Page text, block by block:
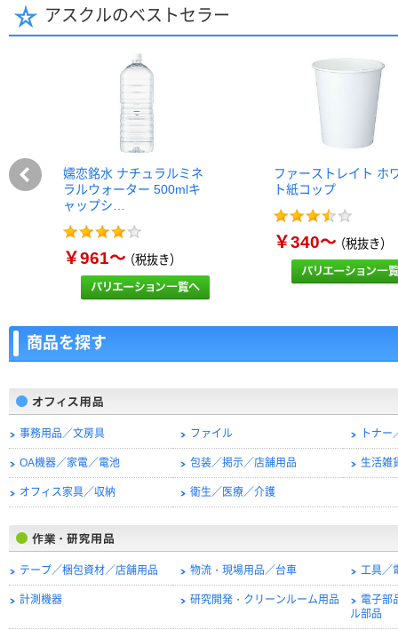
アスクルのベストセラー
嬬恋銘水 ナチュラルミネ
ラルウォーター 500mlキ
ャップシ…
￥961～（税抜き）
ファーストレイト ホ
ト紙コップ
￥340～（税抜き）
商品を探す
事務用品／文房具 ファイル トナ
OA機器／家電／電池 包装／掲示／店舗用品 生活雑
オフィス家具／収納 衛生／医療／介護
テープ／梱包資材／店舗用品 物流・現場用品／台車 工具／
計測機器 研究開発・クリーンルーム用品
電子部
ル部品